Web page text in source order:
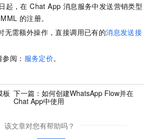
起，在 Chat App 消息服务中发送营销类型
的注册。
无需额外操作，直接调用已有的消息发送接
阅： 服务定价。
板 下一篇：如何创建WhatsApp Flow并在
Chat App中使用
该文章对您有帮助吗？